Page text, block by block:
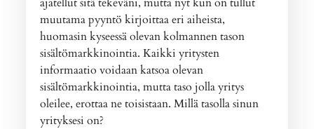
muutama pyyntö kirjoittaa eri aiheista,
huomasin kyseessä olevan kolmannen tason
sisältömarkkinointia. Kaikki yritysten
informaatio voidaan katsoa olevan
sisältömarkkinointia, mutta taso jolla yritys
oleilee, erottaa ne toisistaan. Millä tasolla sinun
yrityksesi on?